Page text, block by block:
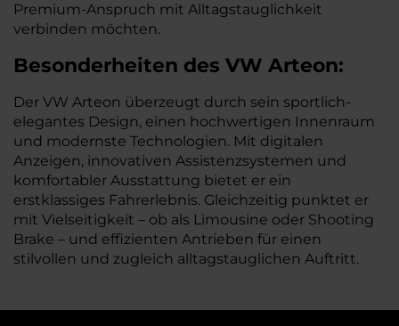
Premium-Anspruch mit Alltagstauglichkeit
verbinden möchten.
Besonderheiten des VW Arteon:
Der VW Arteon überzeugt durch sein sportlich-
elegantes Design, einen hochwertigen Innenraum
und modernste Technologien. Mit digitalen
Anzeigen, innovativen Assistenzsystemen und
komfortabler Ausstattung bietet er ein
erstklassiges Fahrerlebnis. Gleichzeitig punktet er
mit Vielseitigkeit – ob als Limousine oder Shooting
Brake – und effizienten Antrieben für einen
stilvollen und zugleich alltagstauglichen Auftritt.